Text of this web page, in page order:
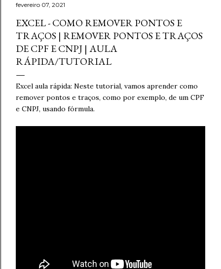
fevereiro 07, 2021
EXCEL - COMO REMOVER PONTOS E
TRAÇOS | REMOVER PONTOS E TRAÇOS
DE CPF E CNPJ | AULA
RÁPIDA/TUTORIAL
Excel aula rápida: Neste tutorial, vamos aprender como
remover pontos e traços, como por exemplo, de um CPF
e CNPJ, usando fórmula.